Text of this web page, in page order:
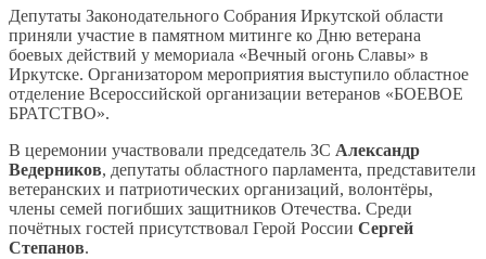
Депутаты Законодательного Собрания Иркутской области
приняли участие в памятном митинге ко Дню ветерана
боевых действий у мемориала «Вечный огонь Славы» в
Иркутске. Организатором мероприятия выступило областное
отделение Всероссийской организации ветеранов «БОЕВОЕ
БРАТСТВО».
В церемонии участвовали председатель ЗС Александр
Ведерников, депутаты областного парламента, представители
ветеранских и патриотических организаций, волонтёры,
члены семей погибших защитников Отечества. Среди
почётных гостей присутствовал Герой России Сергей
Степанов.